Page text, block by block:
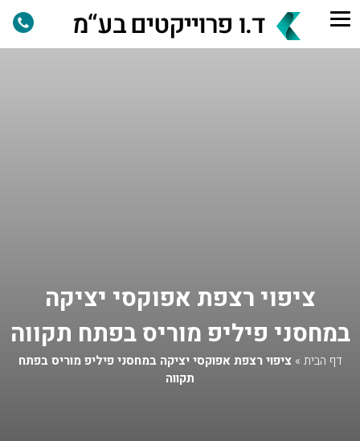
ציפוי רצפת אפוקסי יציקה
במחסני פיליפ מוריס בפתח תקווה
דף הבית »ציפוי רצפת אפוקסי יציקה במחסני פיליפ מוריס בפתח
תקווה